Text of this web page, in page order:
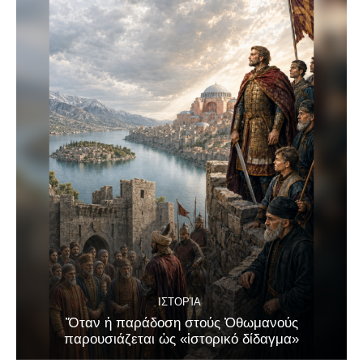
ΙΣΤΟΡΊΑ
Ὅταν ἡ παράδοση στούς Ὀθωμανούς
παρουσιάζεται ὡς «ἱστορικό δίδαγμα»